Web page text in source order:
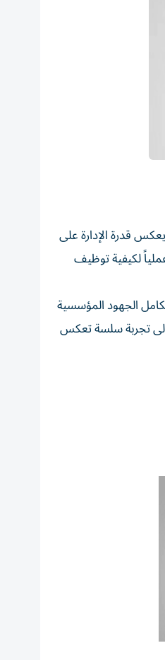
قدرة الإدارة على
لكيفية توظيف
الجهود المؤسسية
إلى تجربة سلسة تعكس